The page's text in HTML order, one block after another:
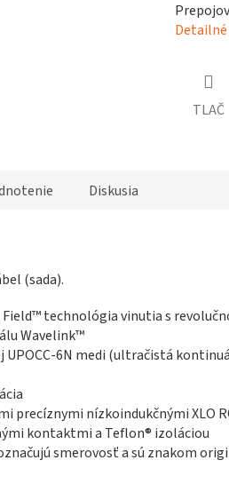
TLAČ
Diskusia
(sada).
technológia vinutia s
Wavelink™
UPOCC-6N medi (ultračistá
precíznymi nízkoindukčnými XLO
kontaktmi a Teflon® izoláciou
smerovosť a sú znakom